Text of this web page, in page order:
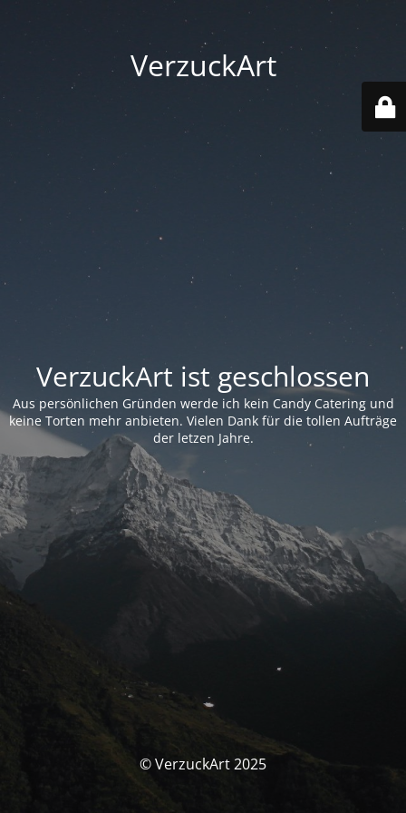
VerzuckArt
VerzuckArt ist geschlossen
Aus persönlichen Gründen werde ich kein Candy Catering und
keine Torten mehr anbieten. Vielen Dank für die tollen Aufträge
der letzen Jahre.
© VerzuckArt 2025